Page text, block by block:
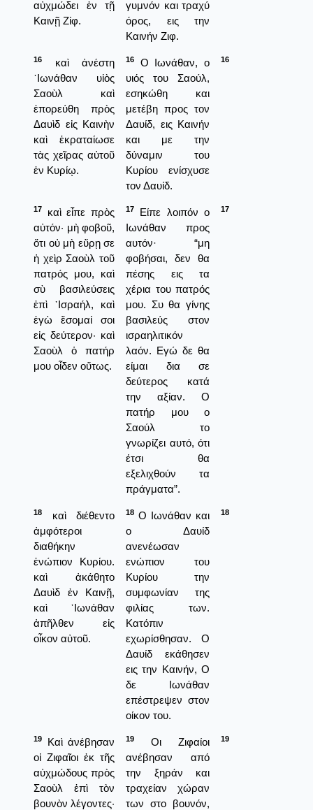
αὐχμώδει ἐν τῇ
Καινῇ Ζίφ.
γυμνόν και τραχύ
όρος, εις την
Καινήν Ζιφ.
16
καὶ ἀνέστη
᾿Ιωνάθαν υἱὸς
Σαοὺλ καὶ
ἐπορεύθη πρὸς
Δαυὶδ εἰς Καινὴν
καὶ ἐκραταίωσε
τὰς χεῖρας αὐτοῦ
ἐν Κυρίῳ.
16
Ο Ιωνάθαν, ο
υιός του Σαούλ,
εσηκώθη και
μετέβη προς τον
Δαυίδ, εις Καινήν
και με την
δύναμιν του
Κυρίου ενίσχυσε
τον Δαυίδ.
16
17
καὶ εἶπε πρὸς
αὐτόν· μὴ φοβοῦ,
ὅτι οὐ μὴ εὕρῃ σε
ἡ χεὶρ Σαοὺλ τοῦ
πατρός μου, καὶ
σὺ βασιλεύσεις
ἐπὶ ᾿Ισραήλ, καὶ
ἐγὼ ἔσομαί σοι
εἰς δεύτερον· καὶ
Σαοὺλ ὁ πατήρ
μου οἶδεν οὕτως.
17
Είπε λοιπόν ο
Ιωνάθαν προς
αυτόν· “μη
φοβήσαι, δεν θα
πέσης εις τα
χέρια του πατρός
μου. Συ θα γίνης
βασιλεύς στον
ισραηλιτικόν
λαόν. Εγώ δε θα
είμαι δια σε
δεύτερος κατά
την αξίαν. Ο
πατήρ μου ο
Σαούλ το
γνωρίζει αυτό, ότι
έτσι θα
εξελιχθούν τα
πράγματα”.
17
18
καὶ διέθεντο
ἀμφότεροι
διαθήκην
ἐνώπιον Κυρίου.
καὶ ἀκάθητο
Δαυὶδ ἐν Καινῇ,
καὶ ᾿Ιωνάθαν
ἀπῆλθεν εἰς
οἶκον αὐτοῦ.
18 Ο Ιωνάθαν και
ο Δαυίδ
ανενέωσαν
ενώπιον του
Κυρίου την
συμφωνίαν της
φιλίας των.
Κατόπιν
εχωρίσθησαν. Ο
Δαυίδ εκάθησεν
εις την Καινήν, Ο
δε Ιωνάθαν
επέστρεψεν στον
οίκον του.
18
19
Καὶ ἀνέβησαν
οἱ Ζιφαῖοι ἐκ τῆς
αὐχμώδους πρὸς
Σαοὺλ ἐπὶ τὸν
βουνὸν λέγοντες·
19
Οι Ζιφαίοι
ανέβησαν από
την ξηράν και
τραχείαν χώραν
των στο βουνόν,
19